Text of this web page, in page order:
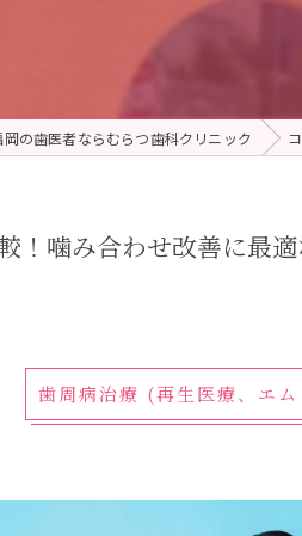
ナンス)
岡の歯医者ならむらつ歯科クリニック
！噛み合わせ改善に最適
歯周病治療 (再生医療、エム